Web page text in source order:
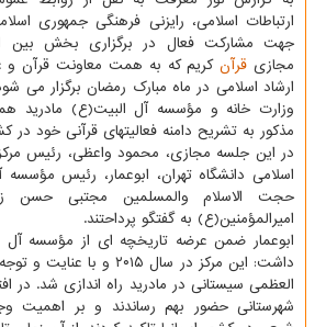
ارتباطات اسلامی، رایزنی فرهنگی جمهوری
جهت مشارکت فعال در برگزاری بخش بین
مجازی قرآنکریم که به همت معاونت قرآن و
ارشاد اسلامی در ماه مبارک رمضان برگزار می
وزارت خانه و مؤسسه آل البیت(ع) مادرید
مذکور به تشریح دامنه فعالیتهای قرآنی خود در
در این جلسه مجازی، محمود واعظی، رئیس مرکز
اسلامی دانشگاه تهران، ابوعمار، رئیس
حجت الاسلام والمسلمین مجتبی حسن
امیرالمؤمنین(ع) به گفتگو پرداحتند.
ابوعمار ضمن عرضه تاریخچه ای از مؤسسه آل
داشت: این مرکز در سال ۲۰۱۵
العظمی سیستانی در مادرید راه اندازی شد. در
شهرستانی حضور بهم رساندند و بر اهمیت